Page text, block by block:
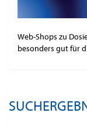
Web-Shops zu
besonders gut für